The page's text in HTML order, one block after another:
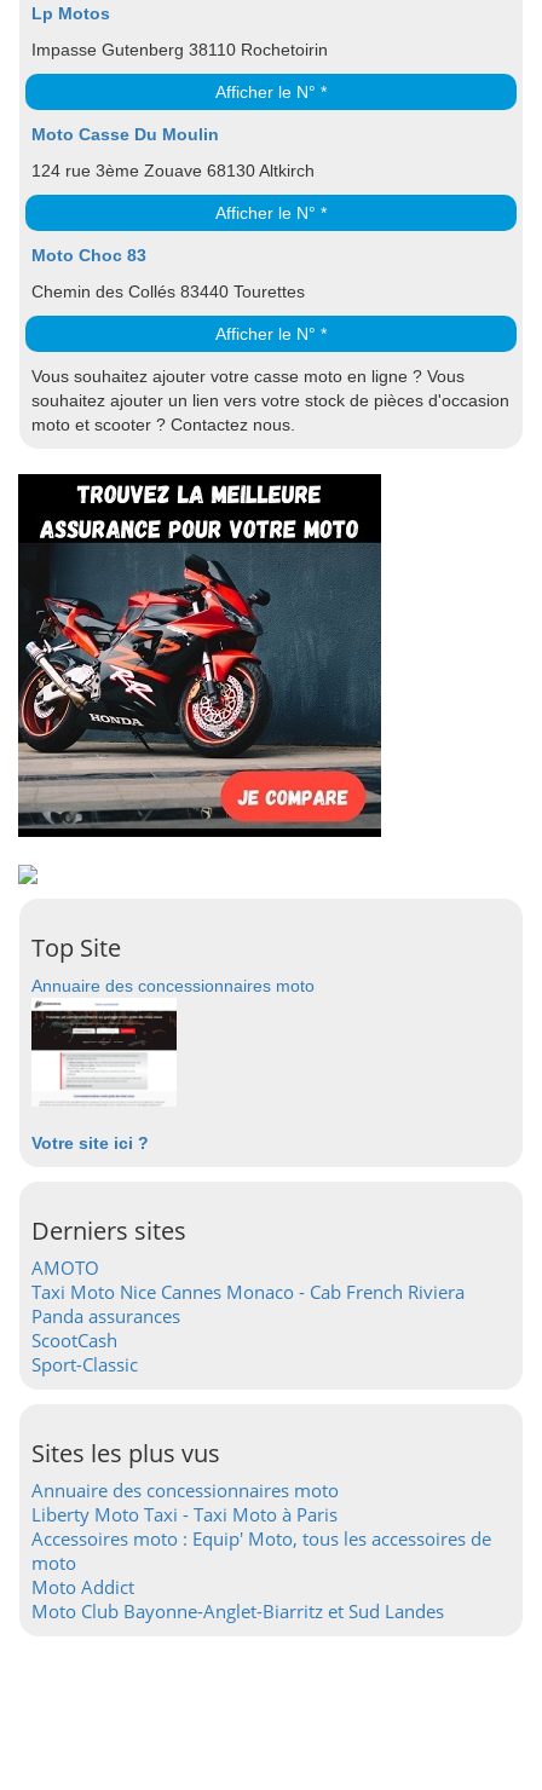
Lp Motos
Impasse Gutenberg 38110 Rochetoirin
Afficher le N° *
Moto Casse Du Moulin
124 rue 3ème Zouave 68130 Altkirch
Afficher le N° *
Moto Choc 83
Chemin des Collés 83440 Tourettes
Afficher le N° *
Vous souhaitez ajouter votre casse moto en ligne ? Vous
souhaitez ajouter un lien vers votre stock de pièces d'occasion
moto et scooter ? Contactez nous.
Top Site
Annuaire des concessionnaires moto
Votre site ici ?
Derniers sites
AMOTO
Taxi Moto Nice Cannes Monaco - Cab French Riviera
Panda assurances
ScootCash
Sport-Classic
Sites les plus vus
Annuaire des concessionnaires moto
Liberty Moto Taxi - Taxi Moto à Paris
Accessoires moto : Equip' Moto, tous les accessoires de
moto
Moto Addict
Moto Club Bayonne-Anglet-Biarritz et Sud Landes